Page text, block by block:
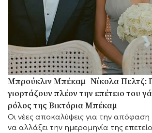
Μπρούκλιν Μπέκαμ -Νίκολα Πελτζ:
γιορτάζουν πλέον την επέτειο του
ρόλος της Βικτόρια Μπέκαμ
Οι νέες αποκαλύψεις για την απόφαση
να αλλάξει την ημερομηνία της